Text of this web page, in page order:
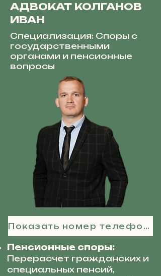
АДВОКАТ КОЛГАНОВ
ИВАН
Специализация: Споры с
государственными
органами и пенсионные
вопросы
Показать номер телефона
Пенсионные споры:
Перерасчет гражданских и
специальных пенсий,